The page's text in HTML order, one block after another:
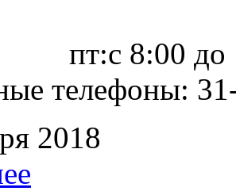
8:00 до
телефоны:
2018